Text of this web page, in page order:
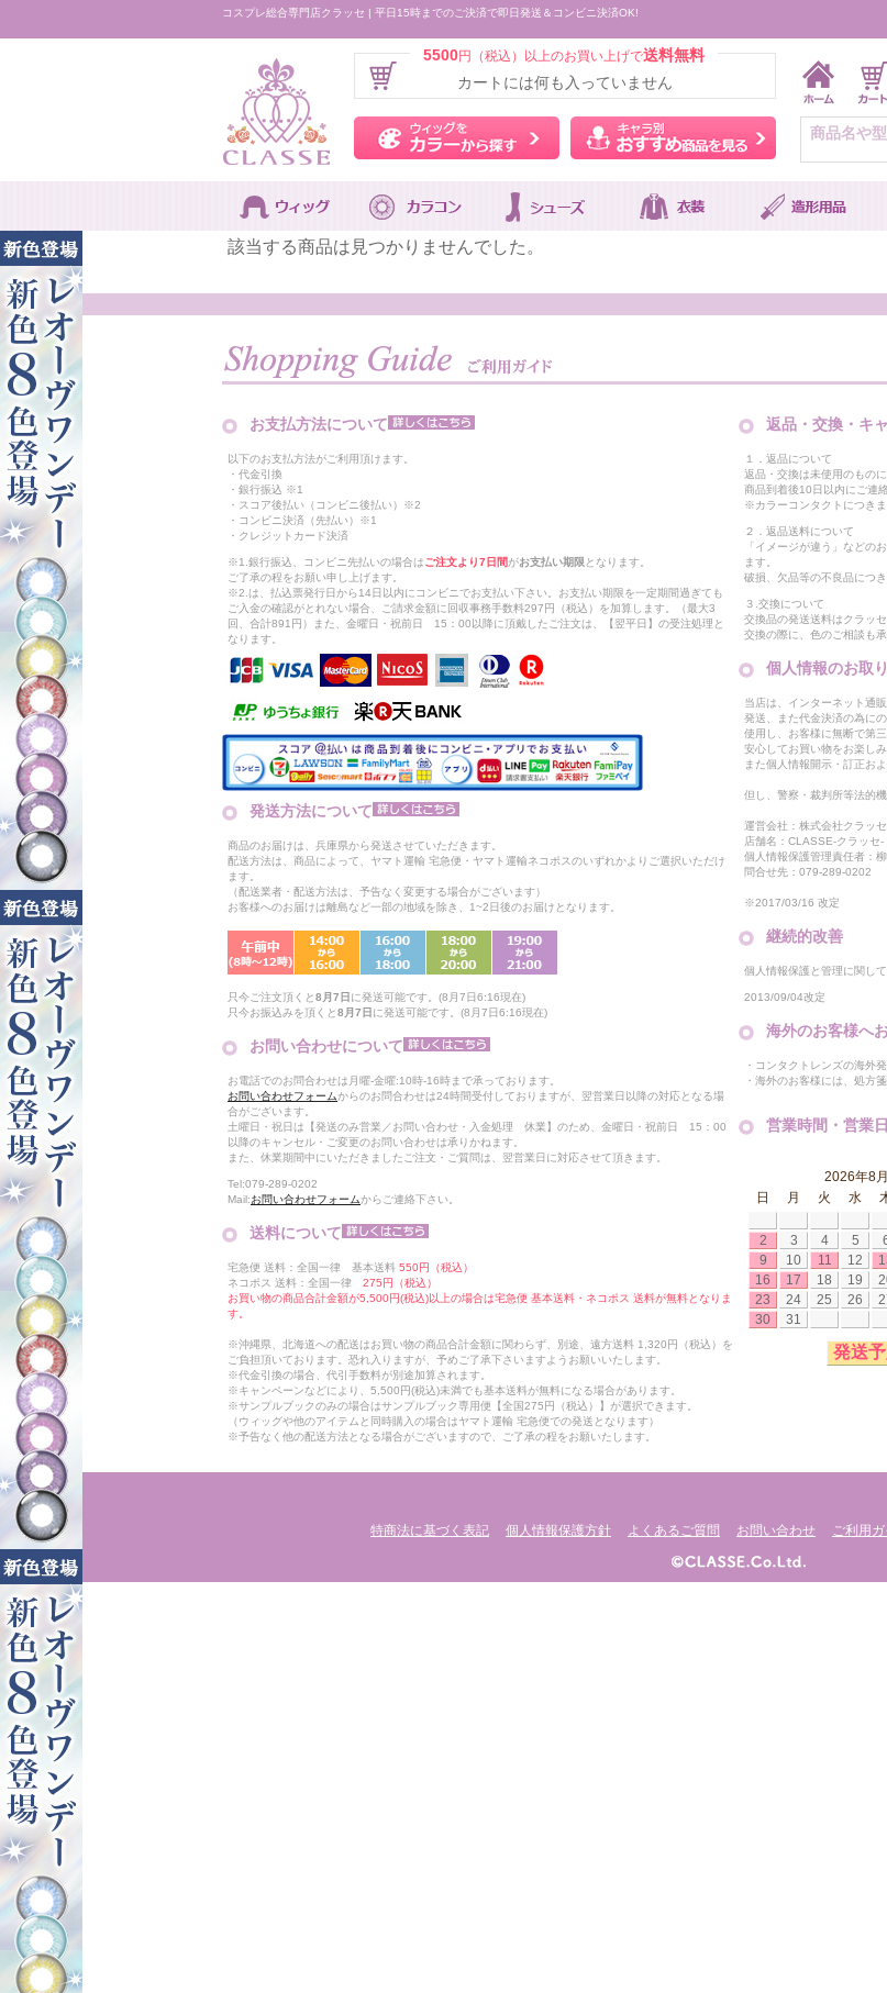
コスプレ総合専門店クラッセ | 平日15時までのご決済で即日発送＆コンビニ決済OK!
5500円（税込）以上のお買い上げで送料無料
カートには何も入っていません
ウィッグをカラーから探す キャラ別お
該当する商品は見つかりませんでした。
お支払方法について
以下のお支払方法がご利用頂けます。
・代金引換
・銀行振込 ※1
・スコア後払い（コンビニ後払い）※2
・コンビニ決済（先払い）※1
・クレジットカード決済
※1.銀行振込、コンビニ先払いの場合はご注文より7日間がお支払い期限 となります。
ご了承の程をお願い申し上げます。
※2.は、払込票発行日から14日以内にコンビニでお支払い下さい。お支払い期限を一定期間過ぎても
ご入金の確認がとれない場合、ご請求金額に回収事務手数料297円（税込）を加算します。（最大3
回、合計891円）また、金曜日・祝前日 15：00以降に頂戴したご注文は、【翌平日】の受注処理と
なります。
発送方法について
商品のお届けは、兵庫県から発送させていただきます。
配送方法は、商品によって、ヤマト運輸 宅急便・ヤマト運輸ネコポスのいずれかよりご選択いただけ
ます。
（配送業者・配送方法は、予告なく変更する場合がございます）
お客様へのお届けは離島など一部の地域を除き、1~2日後のお届けとなります。
只今ご注文頂くと8月7日 に発送可能です。(8月7日6:16現在)
只今お振込みを頂くと8月7日 に発送可能です。(8月7日6:16現在)
お問い合わせについて
お電話でのお問合わせは月曜-金曜:10時-16時まで承っております。
お問い合わせフォームからのお問合わせは24時間受付しておりますが、翌営業日以降の対応となる場
合がございます。
土曜日・祝日は【発送のみ営業／お問い合わせ・入金処理 休業】のため、金曜日・祝前日 15：00
以降のキャンセル・ご変更のお問い合わせは承りかねます。
また、休業期間中にいただきましたご注文・ご質問は、翌営業日に対応させて頂きます。
Tel:079-289-0202
Mail:お問い合わせフォームからご連絡下さい。
送料について
宅急便 送料：全国一律 基本送料 550円（税込）
ネコポス 送料：全国一律 275円（税込）
お買い物の商品合計金額が5,500円(税込)以上の場合は宅急便 基本送料・ネコポス 送料が無料となりま
す。
※沖縄県、北海道への配送はお買い物の商品合計金額に関わらず、別途、遠方送料 1,320円（税込）を
ご負担頂いております。恐れ入りますが、予めご了承下さいますようお願いいたします。
※代金引換の場合、代引手数料が別途加算されます。
※キャンペーンなどにより、5,500円(税込)未満でも基本送料が無料になる場合があります。
※サンプルブックのみの場合はサンプルブック専用便【全国275円（税込）】が選択できます。
（ウィッグや他のアイテムと同時購入の場合はヤマト運輸 宅急便での発送となります）
※予告なく他の配送方法となる場合がございますので、ご了承の程をお願いたします。
返品・交換・キ
１．返品について
返品・交換は未使用のもの
商品到着後10日以内にご連
※カラーコンタクトにつき
２．返品送料について
「イメージが違う」などの
ます。
破損、欠品等の不良品につ
３.交換について
交換品の発送送料はクラッ
交換の際に、色のご相談も承
個人情報のお取
当店は、インターネット通
発送、また代金決済の為に
使用し、お客様に無断で第
安心してお買い物をお楽しみ
また個人情報開示・訂正お
但し、警察・裁判所等法的
運営会社：株式会社クラッセ
店舗名：CLASSE-クラッセ-
個人情報保護管理責任者：
問合せ先：079-289-0202
※2017/03/16 改定
継続的改善
個人情報保護と管理に関し
2013/09/04改定
海外のお客様へ
・コンタクトレンズの海外
・海外のお客様には、処方
営業時間・営業
2026年8月
日
月 火 水
2
3 4 5
9
10 11 12
16
17 18 19
23
24 25 26
30
31
発送予
特商法に基づく表記 個人情報保護方針 よくあるご質問 お問い合わせ ご利用